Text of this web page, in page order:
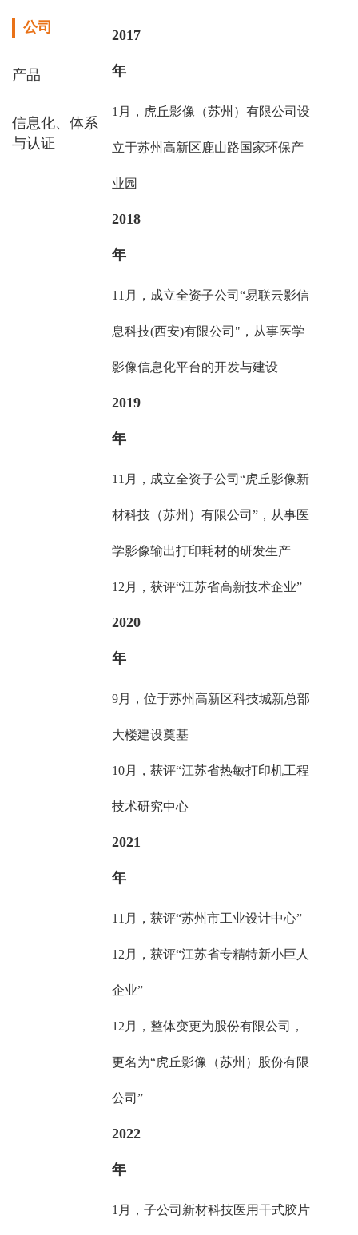
公司
产品
信息化、体系
与认证
2017
年
1月，虎丘影像（苏州）有限公司设
立于苏州高新区鹿山路国家环保产
业园
2018
年
11月，成立全资子公司“易联云影信
息科技(西安)有限公司"，从事医学
影像信息化平台的开发与建设
2019
年
11月，成立全资子公司“虎丘影像新
材科技（苏州）有限公司”，从事医
学影像输出打印耗材的研发生产
12月，获评“江苏省高新技术企业”
2020
年
9月，位于苏州高新区科技城新总部
大楼建设奠基
10月，获评“江苏省热敏打印机工程
技术研究中心
2021
年
11月，获评“苏州市工业设计中心”
12月，获评“江苏省专精特新小巨人
企业”
12月，整体变更为股份有限公司，
更名为“虎丘影像（苏州）股份有限
公司”
2022
年
1月，子公司新材科技医用干式胶片